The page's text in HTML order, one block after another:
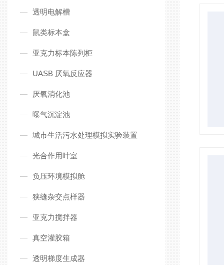
透明电解槽
鼠类标本盒
亚克力标本陈列柜
UASB 厌氧反应器
厌氧消化池
曝气沉淀池
城市生活污水处理模拟实验装置
光合作用叶室
负压环境模拟舱
狭缝杂交点样器
亚克力搅拌器
真空灌胶箱
透明梯度生成器